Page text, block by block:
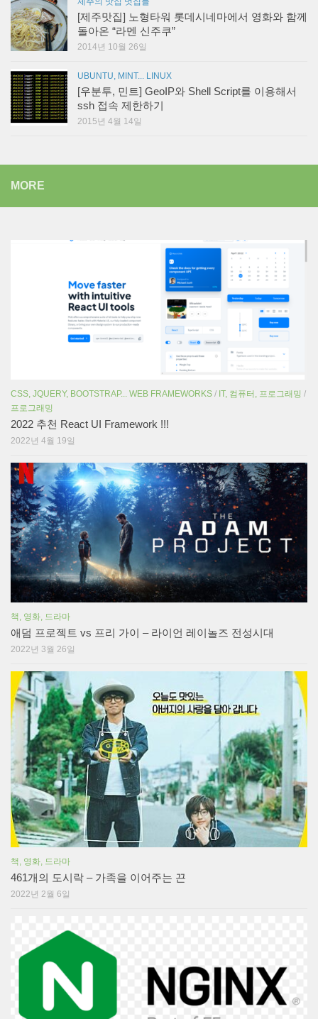
[제주맛집] 노형타워 롯데시네마에서 영화와 함께
돌아온 “라멘 신주쿠”
2014년 10월 26일
UBUNTU, MINT... LINUX
[우분투, 민트] GeoIP와 Shell Script를 이용해서
ssh 접속 제한하기
2015년 4월 14일
MORE
CSS, JQUERY, BOOTSTRAP... WEB FRAMEWORKS / IT, 컴퓨터, 프로그래밍 /
프로그래밍
2022 추천 React UI Framework !!!
2022년 4월 19일
책, 영화, 드라마
애덤 프로젝트 vs 프리 가이 – 라이언 레이놀즈 전성시대
2022년 3월 26일
책, 영화, 드라마
461개의 도시락 – 가족을 이어주는 끈
2022년 2월 6일